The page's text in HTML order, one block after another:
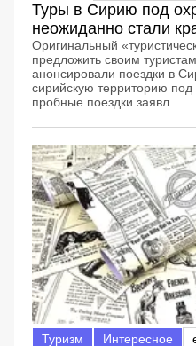
Туры в Сирию под
неожиданно стали
Оригинальный
предложить своим
анонсировали поездки в
сирийскую территорию
пробные поездки заявл...
Туризм Интересное